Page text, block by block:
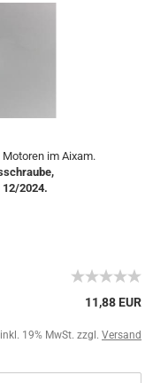
im Aixam.
2024.
11,88 EUR
inkl. 19% MwSt. zzgl. Versand